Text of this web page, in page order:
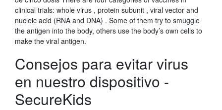
clinical trials: whole virus , protein subunit , viral vector and
nucleic acid (RNA and DNA) . Some of them try to smuggle
the antigen into the body, others use the body’s own cells to
make the viral antigen.
Consejos para evitar virus
en nuestro dispositivo -
SecureKids